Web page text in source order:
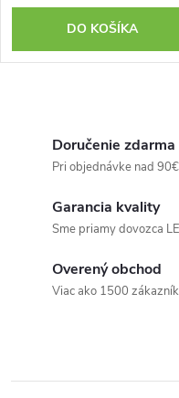
DO KOŠÍKA
Doručenie zdarma
Pri objednávke nad
Garancia kvality
Sme priamy dovozca
Overený obchod
Viac ako 1500